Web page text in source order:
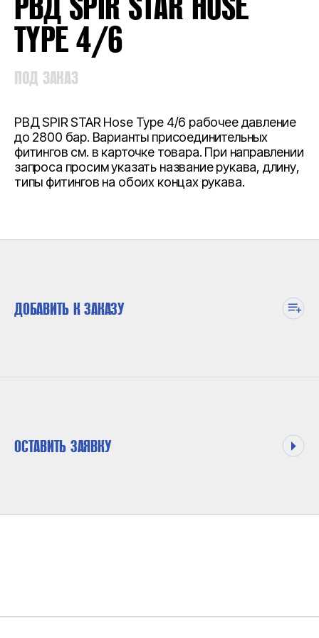
TYPE 4/6
ПОД ЗАКАЗ
РВД SPIR STAR Hose Type 4/6 рабочее давление
до 2800 бар. Варианты присоединительных
фитингов см. в карточке товара. При направлении
запроса просим указать название рукава, длину,
типы фитингов на обоих концах рукава.
ДОБАВИТЬ К ЗАКАЗУ
ОСТАВИТЬ ЗАЯВКУ